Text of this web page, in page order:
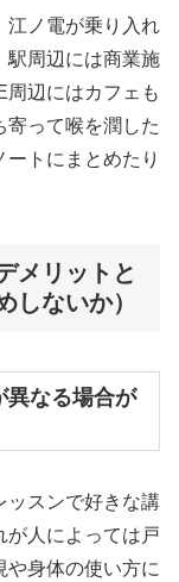
江ノ電が乗り入れ
駅周辺には商業施
辺にはカフェも
寄って喉を潤した
トにまとめたり
メリットと
しないか）
異なる場合が
ッスンで好きな講
が人によっては戸
や身体の使い方に